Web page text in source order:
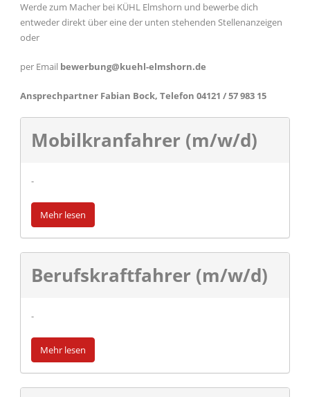
Werde zum Macher bei KÜHL Elmshorn und bewerbe dich
entweder direkt über eine der unten stehenden Stellenanzeigen
oder
per Email bewerbung@kuehl-elmshorn.de
Ansprechpartner Fabian Bock, Telefon 04121 / 57 983 15
Mobilkranfahrer (m/w/d)
-
Mehr lesen
Berufskraftfahrer (m/w/d)
-
Mehr lesen